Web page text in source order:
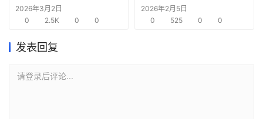
死了
2026年3月2日
0
2.5K 0 0
2026年2月5日
0
525 0 0
发表回复
请登录后评论...